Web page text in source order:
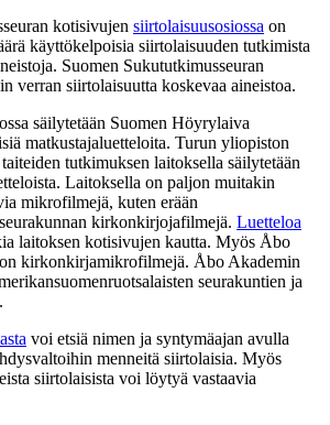
kotisivujen siirtolaisuusosiossa on
käyttökelpoisia siirtolaisuuden tutkimista
Suomen Sukututkimusseuran
verran siirtolaisuutta koskevaa aineistoa.
säilytetään Suomen Höyrylaiva
matkustajaluetteloita. Turun yliopiston
tutkimuksen laitoksella säilytetään
Laitoksella on paljon muitakin
mikrofilmejä, kuten erään
kirkonkirjojafilmejä. Luetteloa
laitoksen kotisivujen kautta. Myös Åbo
kirkonkirjamikrofilmejä. Åbo Akademin
seurakuntien ja
voi etsiä nimen ja syntymäajan avulla
menneitä siirtolaisia. Myös
siirtolaisista voi löytyä vastaavia